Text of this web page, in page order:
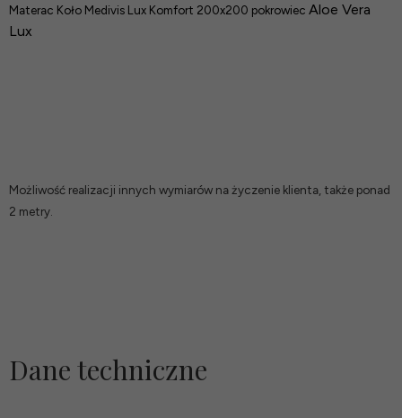
Materac Koło Medivis Lux Komfort 200x200 pokrowiec Aloe Vera
Lux
Możliwość realizacji innych wymiarów na życzenie klienta, także ponad
2 metry.
Dane techniczne